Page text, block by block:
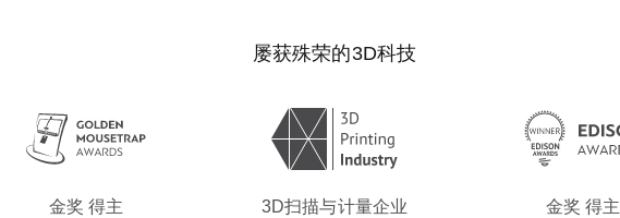
屡获殊荣的3D科技
金奖 得主 3D扫描与计量企业 金奖 得主